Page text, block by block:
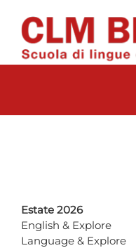
Estate 2026
English & Explore
Language & Explore